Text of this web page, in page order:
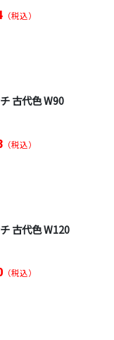
（税込）
古代色 W90
（税込）
古代色 W120
（税込）